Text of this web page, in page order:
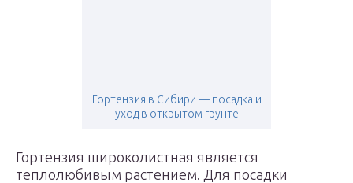
Гортензия в Сибири — посадка и
уход в открытом грунте
Гортензия широколистная является
теплолюбивым растением. Для посадки